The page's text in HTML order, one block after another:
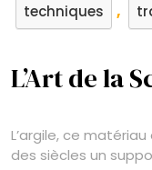
techniques ,
L’Art de la
L’argile, ce
des siècles un